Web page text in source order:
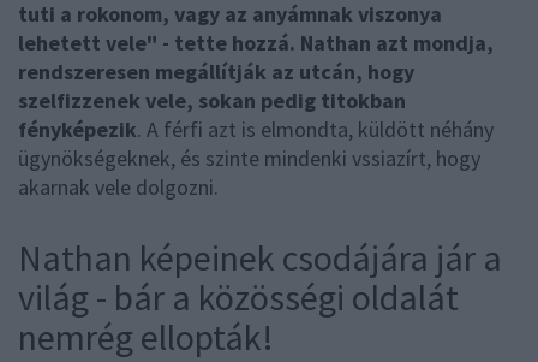
tuti a rokonom, vagy az anyámnak viszonya
lehetett vele" - tette hozzá. Nathan azt mondja,
rendszeresen megállítják az utcán, hogy
szelfizzenek vele, sokan pedig titokban
fényképezik. A férfi azt is elmondta, küldött néhány
ügynökségeknek, és szinte mindenki vssiazírt, hogy
akarnak vele dolgozni.
Nathan képeinek csodájára jár a
világ - bár a közösségi oldalát
nemrég ellopták!